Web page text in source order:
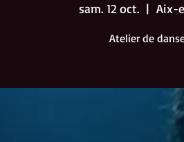
sam. 12 oct.
  |
Aix-
Atelier de